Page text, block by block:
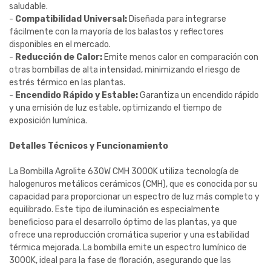
saludable.
- Compatibilidad Universal: Diseñada para integrarse
fácilmente con la mayoría de los balastos y reflectores
disponibles en el mercado.
- Reducción de Calor: Emite menos calor en comparación con
otras bombillas de alta intensidad, minimizando el riesgo de
estrés térmico en las plantas.
- Encendido Rápido y Estable:Garantiza un encendido rápido
y una emisión de luz estable, optimizando el tiempo de
exposición lumínica.
Detalles Técnicos y Funcionamiento
La Bombilla Agrolite 630W CMH 3000K utiliza tecnología de
halogenuros metálicos cerámicos (CMH), que es conocida por su
capacidad para proporcionar un espectro de luz más completo y
equilibrado. Este tipo de iluminación es especialmente
beneficioso para el desarrollo óptimo de las plantas, ya que
ofrece una reproducción cromática superior y una estabilidad
térmica mejorada. La bombilla emite un espectro lumínico de
3000K, ideal para la fase de floración, asegurando que las